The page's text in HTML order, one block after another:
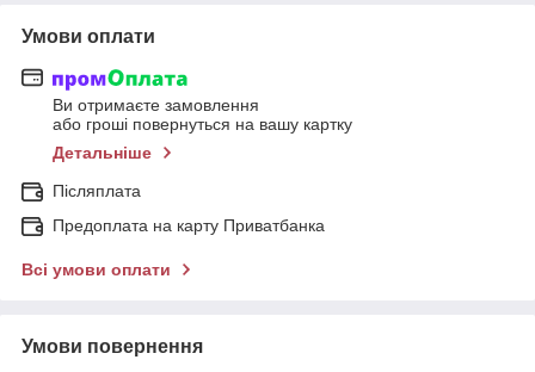
Умови оплати
Ви отримаєте замовлення
або гроші повернуться на вашу картку
Детальніше
Післяплата
Предоплата на карту Приватбанка
Всі умови оплати
Умови повернення